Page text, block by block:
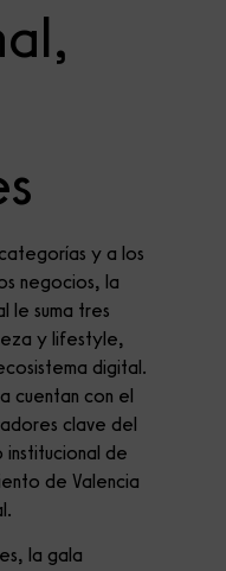
y a los
negocios, la
le suma tres
y lifestyle,
digital.
cuentan con el
clave del
de
de Valencia
la gala